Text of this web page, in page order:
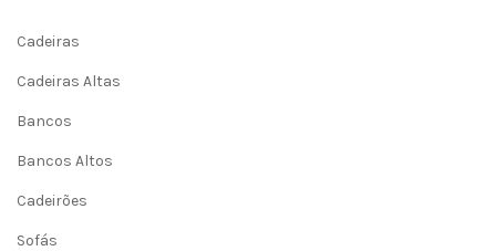
Cadeiras
Cadeiras Altas
Bancos
Bancos Altos
Cadeirões
Sofás